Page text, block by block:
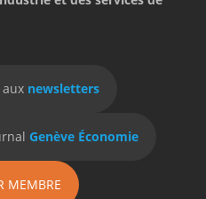
newsletters
Genève Économie
MEMBRE